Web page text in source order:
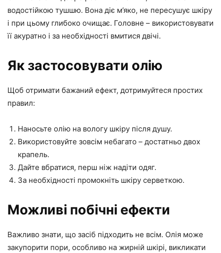
водостійкою тушшю. Вона діє м’яко, не пересушує шкіру
і при цьому глибоко очищає. Головне – використовувати
її акуратно і за необхідності вмитися двічі.
Як застосовувати олію
Щоб отримати бажаний ефект, дотримуйтеся простих
правил:
Наносьте олію на вологу шкіру після душу.
Використовуйте зовсім небагато – достатньо двох
крапель.
Дайте вбратися, перш ніж надіти одяг.
За необхідності промокніть шкіру серветкою.
Можливі побічні ефекти
Важливо знати, що засіб підходить не всім. Олія може
закупорити пори, особливо на жирній шкірі, викликати